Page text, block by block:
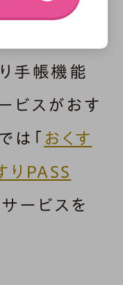
手帳機能
ビスがおす
は「 おくす
りPASS
ービスを